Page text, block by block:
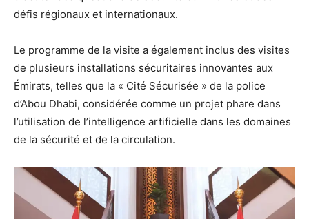
défis régionaux et internationaux.
Le programme de la visite a également inclus des visites
de plusieurs installations sécuritaires innovantes aux
Émirats, telles que la « Cité Sécurisée » de la police
d’Abou Dhabi, considérée comme un projet phare dans
l’utilisation de l’intelligence artificielle dans les domaines
de la sécurité et de la circulation.